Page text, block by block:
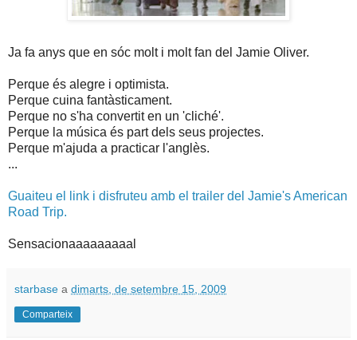
Ja fa anys que en sóc molt i molt fan del Jamie Oliver.
Perque és alegre i optimista.
Perque cuina fantàsticament.
Perque no s'ha convertit en un 'cliché'.
Perque la música és part dels seus projectes.
Perque m'ajuda a practicar l'anglès.
...
Guaiteu el link i disfruteu amb el trailer del Jamie's American
Road Trip.
Sensacionaaaaaaaaal
starbase a dimarts, de setembre 15, 2009
Comparteix